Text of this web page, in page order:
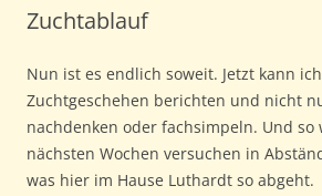
Zuchtablauf
Nun ist es endlich soweit. Jetzt kann
Zuchtgeschehen berichten und nicht
nachdenken oder fachsimpeln. Und so
nächsten Wochen versuchen in
was hier im Hause Luthardt so abgeht.